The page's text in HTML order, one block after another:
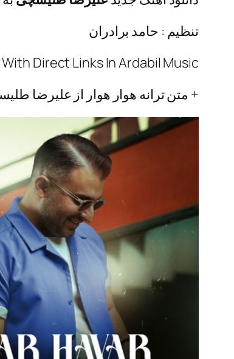
تنظیم : حامد برادران
With Direct Links In Ardabil Music
+ متن ترانه هوار هوار از علیرضا